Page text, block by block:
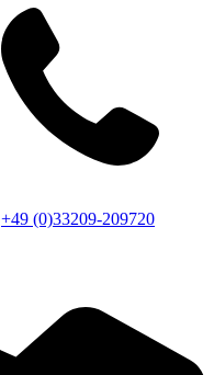
+49 (0)33209-209720